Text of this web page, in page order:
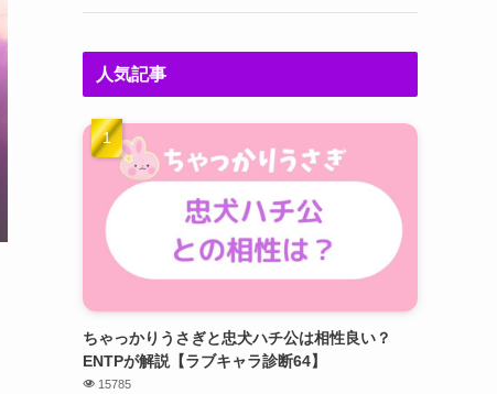
人気記事
ちゃっかりうさぎと忠犬ハチ公は相性良い？
ENTPが解説【ラブキャラ診断64】
15785